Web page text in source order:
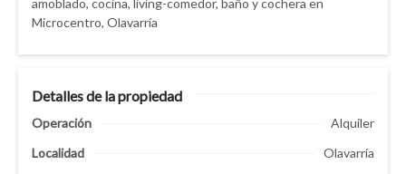
amoblado, cocina, living-comedor, baño y cochera en
Microcentro, Olavarría
Detalles de la propiedad
Operación
Alquiler
Localidad
Olavarría